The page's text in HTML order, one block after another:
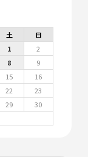
土
日
1
2
8
9
15
16
22
23
29
30